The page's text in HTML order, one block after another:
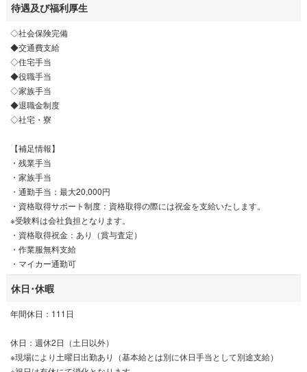
待遇及び福利厚生
◇社会保険完備
◆交通費支給
◇住宅手当
◆役職手当
◇家族手当
◆退職金制度
◇社宅・寮
【補足情報】
・残業手当
・家族手当
・通勤手当：最大20,000円
・資格取得サポート制度：資格取得の際には祝金を支給いたします。
※受験料は会社負担となります。
・資格取得祝金：あり（賞与査定）
・作業服無料支給
・マイカー通勤可
休日･休暇
年間休日：111日
休日：週休2日（土日以外）
※現場により土曜日出勤あり（基本給とは別に休日手当として別途支給）